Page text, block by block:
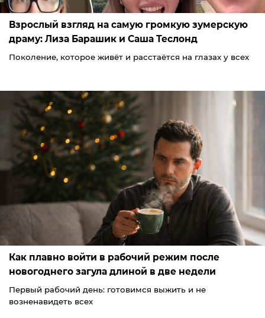
Взрослый взгляд на самую громкую зумерскую
драму: Лиза Барашик и Саша Теслонд
Поколение, которое живёт и расстаётся на глазах у всех
Как плавно войти в рабочий режим после
новогоднего загула длиной в две недели
Первый рабочий день: готовимся выжить и не
возненавидеть всех